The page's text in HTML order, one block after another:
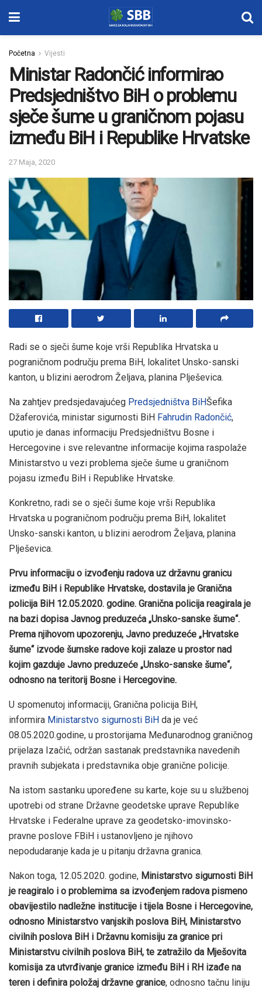
Početna Vijesti
Ministar Radončić informirao
Predsjedništvo BiH o problemu
sječe šume u graničnom pojasu
između BiH i Republike Hrvatske
27 Maja, 2020
Radi se o sječi šume koje vrši Republika Hrvatska u
pograničnom području prema BiH, lokalitet Unsko-sanski
kanton, u blizini aerodrom Željava, planina Plješevica.
Na zahtjev predsjedavajućeg Predsjedništva BiHŠefika
Džaferovića, ministar sigurnosti BiH Fahrudin Radončić,
uputio je danas informaciju Predsjedništvu Bosne i
Hercegovine i sve relevantne informacije kojima raspolaže
Ministarstvo u vezi problema sječe šume u graničnom
pojasu između BiH i Republike Hrvatske.
Konkretno, radi se o sječi šume koje vrši Republika
Hrvatska u pograničnom području prema BiH, lokalitet
Unsko-sanski kanton, u blizini aerodrom Željava, planina
Plješevica.
Prvu informaciju o izvođenju radova uz državnu granicu
između BiH i Republike Hrvatske, dostavila je Granična
policija BiH 12.05.2020. godine. Granična policija reagirala je
na bazi dopisa Javnog preduzeća „Unsko-sanske šume“.
Prema njihovom upozorenju, Javno preduzeće „Hrvatske
šume“ izvode šumske radove koji zalaze u prostor nad
kojim gazduje Javno preduzeće „Unsko-sanske šume“,
odnosno na teritorij Bosne i Hercegovine.
U spomenutoj informaciji, Granična policija BiH,
informira Ministarstvo sigurnosti BiH da je već
08.05.2020.godine, u prostorijama Međunarodnog graničnog
prijelaza Izačić, održan sastanak predstavnika navedenih
pravnih subjekata i predstavnika obje granične policije.
Na istom sastanku upoređene su karte, koje su u službenoj
upotrebi od strane Državne geodetske uprave Republike
Hrvatske i Federalne uprave za geodetsko-imovinsko-
pravne poslove FBiH i ustanovljeno je njihovo
nepodudaranje kada je u pitanju državna granica.
Nakon toga, 12.05.2020. godine, Ministarstvo sigurnosti BiH
je reagiralo i o problemima sa izvođenjem radova pismeno
obavijestilo nadležne institucije i tijela Bosne i Hercegovine,
odnosno Ministarstvo vanjskih poslova BiH, Ministarstvo
civilnih poslova BiH i Državnu komisiju za granice pri
Ministarstvu civilnih poslova BiH, te zatražilo da Mješovita
komisija za utvrđivanje granice između BiH i RH izađe na
teren i definira položaj državne granice, odnosno tačnu liniju